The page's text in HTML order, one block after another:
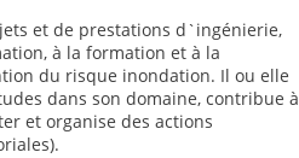
et de prestations d`ingénierie,
à la formation et à la
du risque inondation. Il ou elle
dans son domaine, contribue à
et organise des actions